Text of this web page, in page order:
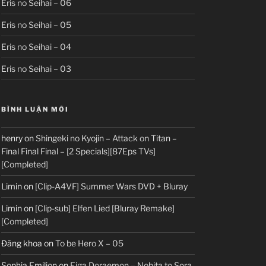
Eris no Seihai – 06
Eris no Seihai – 05
Eris no Seihai – 04
Eris no Seihai – 03
BÌNH LUẬN MỚI
henryonShingeki no Kyojin – Attack on Titan –
Final Final Final – [2 Specials][87Eps TVs]
[Completed]
Liminon [Clip-A4VF] Summer Wars DVD + Bluray
Liminon [Clip-sub] Elfen Lied [Bluray Remake]
[Completed]
Đăng khoa onTo be Hero X – 05